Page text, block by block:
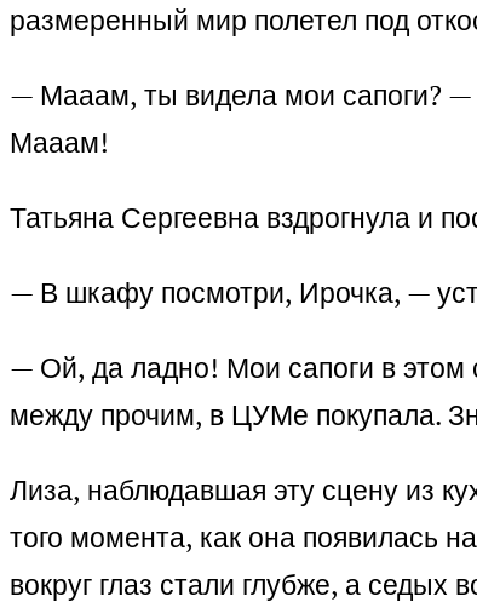
размеренный мир полетел под
— Мааам, ты видела мои сапоги? —
Мааам!
Татьяна Сергеевна вздрогнула и
— В шкафу посмотри, Ирочка, —
— Ой, да ладно! Мои сапоги в этом
между прочим, в ЦУМе покупала.
Лиза, наблюдавшая эту сцену из
того момента, как она появилась
вокруг глаз стали глубже, а седых